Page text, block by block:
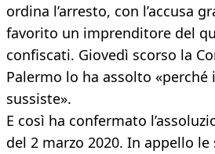
ordina l’arresto, con l’accusa
favorito un imprenditore del
confiscati. Giovedì scorso la
Palermo lo ha assolto
sussiste».
E così ha confermato
del 2 marzo 2020. In appello le